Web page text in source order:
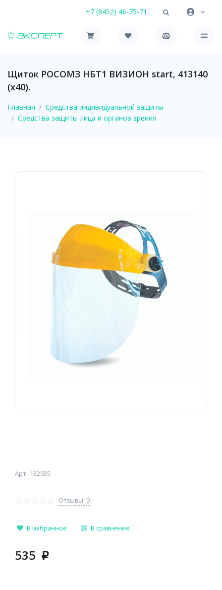
+7 (8452) 46-75-71
Щиток РОСОМЗ НБТ1 ВИЗИОН start, 413140
(х40).
Главная
Средства индивидуальной защиты
Средства защиты лица и органов зрения
Арт 132035
Отзывы: 0
В избранное В сравнение
535 p